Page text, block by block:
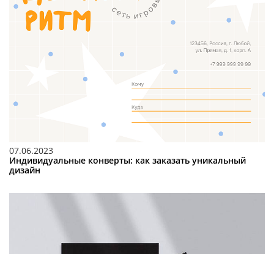
07.06.2023
Индивидуальные конверты: как заказать уникальный
дизайн